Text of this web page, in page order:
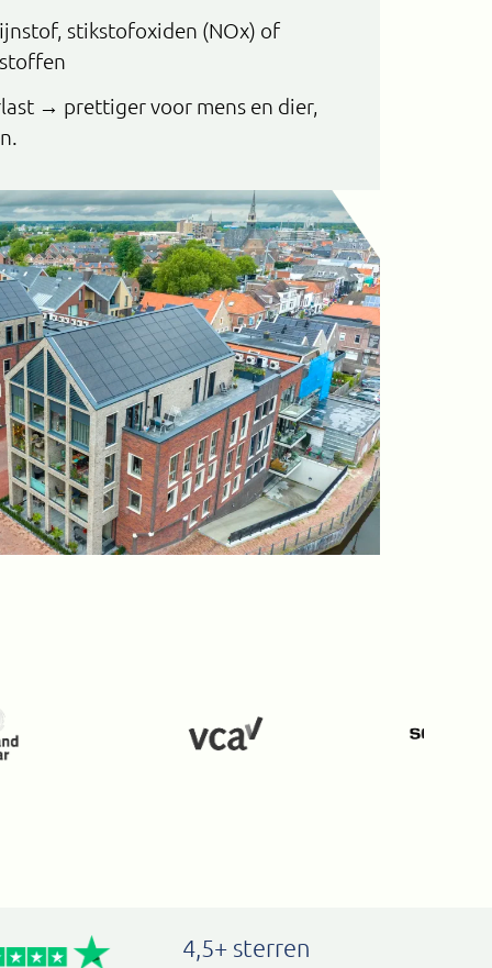
stikstofoxiden (NOx) of
→ prettiger voor mens en dier,
4,5+ sterren